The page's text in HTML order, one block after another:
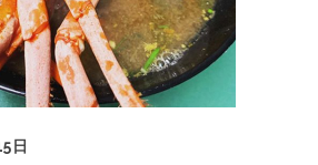
日